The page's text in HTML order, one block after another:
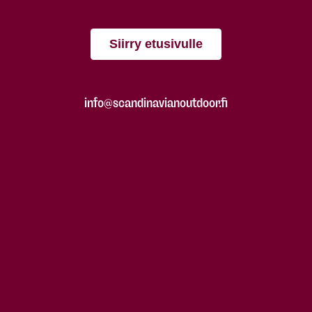
Siirry etusivulle
info@scandinavianoutdoor.fi